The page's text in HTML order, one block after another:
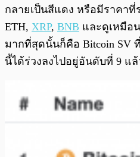
กลายเป็นสีแดง หรือมีราคาที่
ETH, XRP, BNB และดูเหมือ
มากที่สุดนั้นก็คือ Bitcoin SV
นี้ได้ร่วงลงไปอยู่อันดับที่ 9 แล้